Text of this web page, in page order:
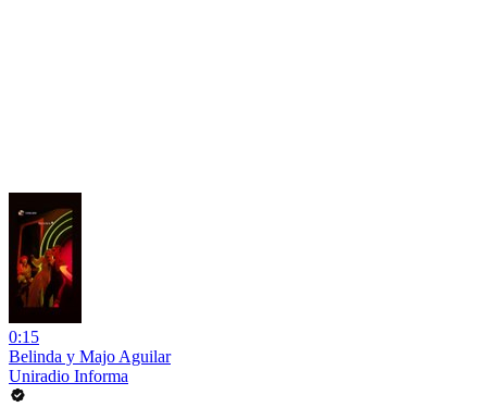
0:15
Belinda y Majo Aguilar
Uniradio Informa